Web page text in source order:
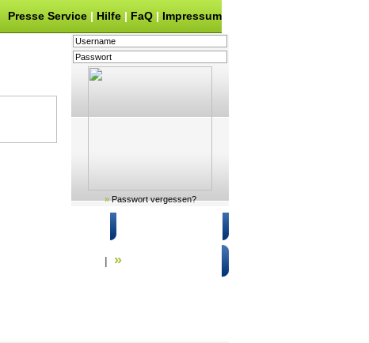
Presse Service Hilfe FaQ Impressum
» Passwort vergessen?
»